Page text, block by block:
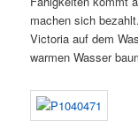
machen sich
Victoria auf dem
warmen Wasser